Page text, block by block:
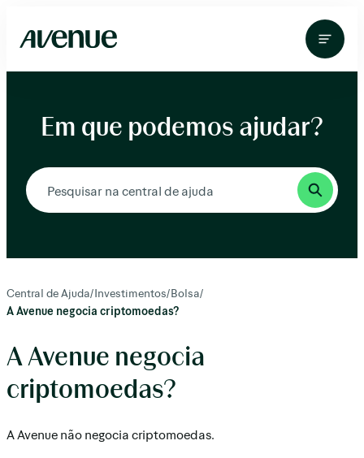
para
conteúdo
Em que podemos ajudar?
Central de Ajuda/Investimentos/Bolsa/
A Avenue negocia criptomoedas?
A Avenue negocia
criptomoedas?
A Avenue não negocia criptomoedas.